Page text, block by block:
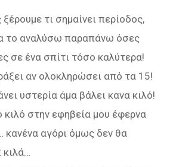
ξέρουμε τι σημαίνει περίοδος,
το αναλύσω παραπάνω όσες
σε ένα σπίτι τόσο καλύτερα!
αν ολοκληρώσει από τα 15!
υστερία άμα βάλει κανα κιλό!
κιλό στην εφηβεία μου έφερνα
κανένα αγόρι όμως δεν θα
κιλά…